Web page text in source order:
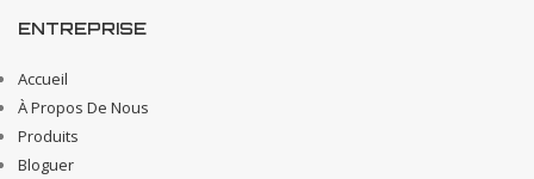
ENTREPRISE
Accueil
À Propos De Nous
Produits
Bloguer